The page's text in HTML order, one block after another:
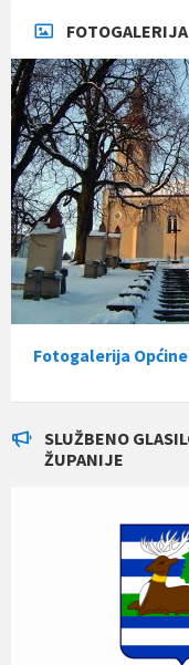
FOTOGALERIJA
Fotogalerija
SLUŽBENO
ŽUPANIJE